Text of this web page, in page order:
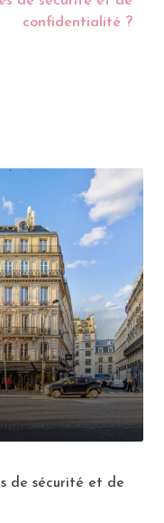
confidentialité ?
de sécurité et de